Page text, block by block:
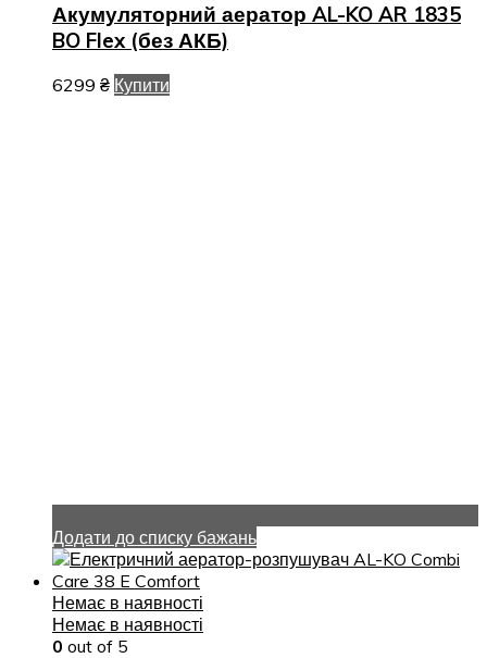
Акумуляторний аератор AL-KO AR 1835
BO Flex (без АКБ)
6299 ₴ Купити
Додати до списку бажань
Немає в наявності
Немає в наявності
0 out of 5